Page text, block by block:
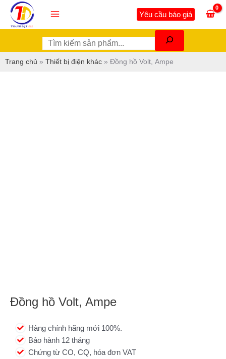
Nhảy
nội
Main
Menu
Yêu cầu báo giá
Trang chủ » Thiết bị điện khác » Đồng hồ Volt, Ampe
Đồng hồ Volt, Ampe
Hàng chính hãng mới 100%.
Bảo hành 12 tháng
Chứng từ CO, CQ, hóa đơn VAT